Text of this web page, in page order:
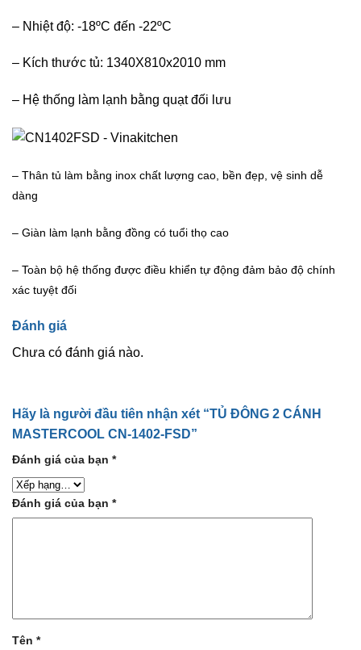
– Nhiệt độ: -18ºC đến -22ºC
– Kích thước tủ: 1340X810x2010 mm
– Hệ thống làm lạnh bằng quạt đối lưu
– Thân tủ làm bằng inox chất lượng cao, bền đẹp, vệ sinh dễ
dàng
– Giàn làm lạnh bằng đồng có tuổi thọ cao
– Toàn bộ hệ thống được điều khiển tự động đảm bảo độ chính
xác tuyệt đối
Đánh giá
Chưa có đánh giá nào.
Hãy là người đầu tiên nhận xét “TỦ ĐÔNG 2 CÁNH
MASTERCOOL CN-1402-FSD”
Đánh giá của bạn *
Đánh giá của bạn *
Tên *